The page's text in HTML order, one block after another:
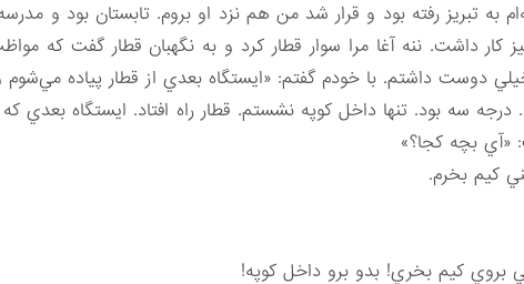
به تبريز رفته بود و قرار شد من هم نزد او بروم. تابستان بود و
كار داشت. ننه آغا مرا سوار قطار كرد و به نگهبان قطار گفت
دوست داشتم. با خودم گفتم: «ايستگاه بعدي از قطار پياده
سه بود. تنها داخل كوپه نشستم. قطار راه افتاد. ايستگاه بعدي
«آي بچه كجا؟»
كيم بخرم.
كيم بخري! بدو برو داخل كوپه!